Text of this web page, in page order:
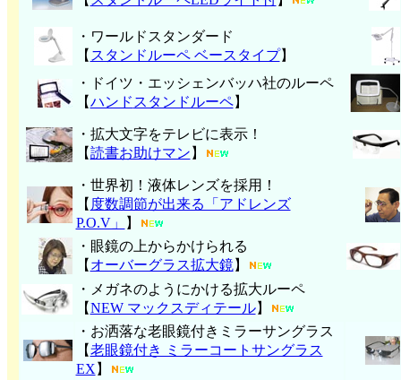
・ワールドスタンダード
【 スタンドルーペ ベースタイプ】
・ドイツ・エッシェンバッハ社のルーペ
【ハンド スタンドルーペ】
・拡大文字をテレビに表示！
【読書お助けマン 】
・世界初！液体レンズを採用！
【 度数調節が出来る「アドレンズ
P.O.V」
】
・眼鏡の上からかけられる
【 オーバーグラス拡大鏡】
・メガネのようにかける拡大ルーペ
【NEW マックスディテール】
・お洒落な老眼鏡付きミラーサングラス
【老眼鏡付き ミラーコートサングラス
EX 】